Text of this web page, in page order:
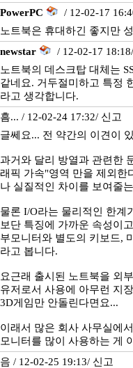
PowerPC / 12-02-17
노트북은 휴대하긴 좋지만
newstar
/ 12-02-17 18:18/
노트북의 데스크탑 대체는
같네요. 거두절미하고 특정
라고 생각합니다.
흠... / 12-02-24 17:32/ 신고
글쎄요... 전 약간의 이견이
과거와 달리 방열과 관련한
래픽 가속"영역 만을 제외한
나 실질적인 차이를 보여줄
물론 I/O라는 물리적인 한계
보단 특징에 가까운 속성이
부모니터와 별도의 키보드,
라고 봅니다.
요근래 출시된 노트북을 외
유저로서 사용에 아무런 지
3D게임만 안돌린다면요...
이래서 많은 회사 사무실에
모니터를 많이 사용하는 게
음 / 12-02-25 19:13/ 신고